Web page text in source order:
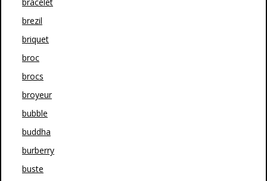
brezil
briquet
broc
brocs
broyeur
bubble
buddha
burberry
buste